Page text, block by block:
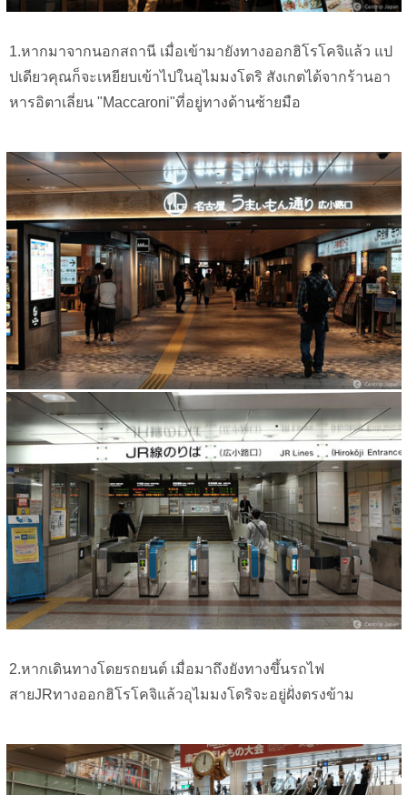
1.หากมาจากนอกสถานี เมื่อเข้ามายังทางออกฮิโรโคจิแล้ว แป
ปเดียวคุณก็จะเหยียบเข้าไปในอุไมมงโดริ สังเกตได้จากร้านอา
หารอิตาเลี่ยน "Maccaroni"ที่อยู่ทางด้านซ้ายมือ
2.หากเดินทางโดยรถยนต์ เมื่อมาถึงยังทางขึ้นรถไฟ
สายJRทางออกฮิโรโคจิแล้วอุไมมงโดริจะอยู่ฝั่งตรงข้าม